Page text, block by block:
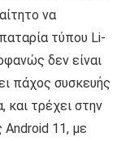
να
τύπου Li-
δεν είναι
πάχος συσκευής
και τρέχει στην
Android 11, με